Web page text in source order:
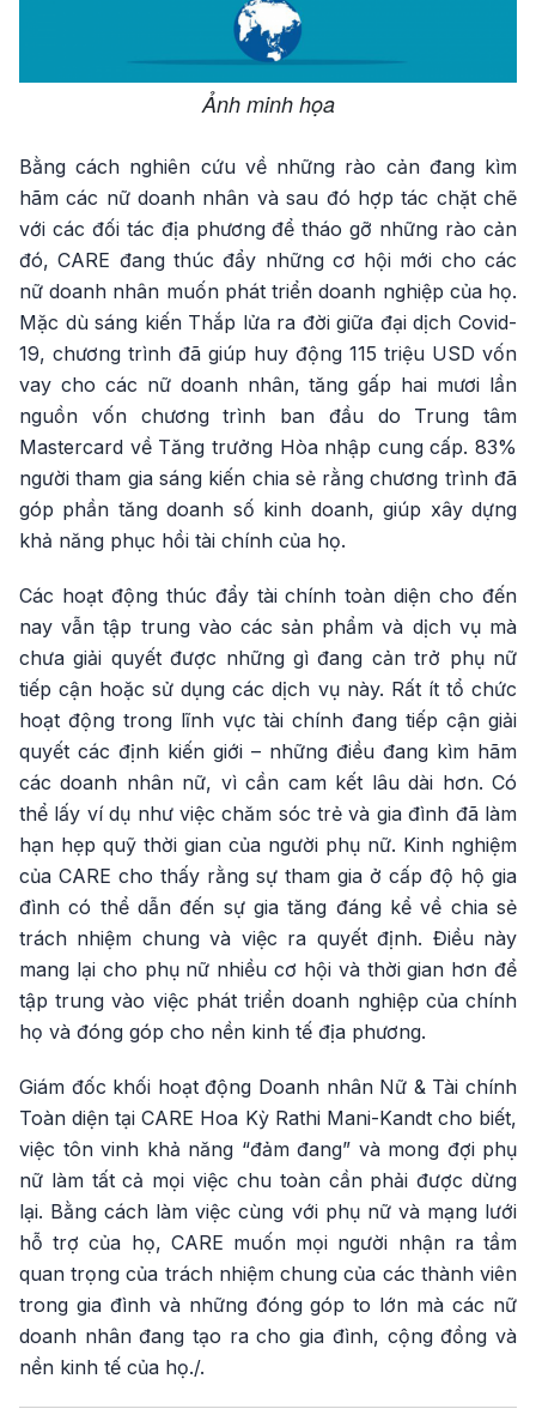
Ảnh minh họa
Bằng cách nghiên cứu về những rào cản đang kìm
hãm các nữ doanh nhân và sau đó hợp tác chặt chẽ
với các đối tác địa phương để tháo gỡ những rào cản
đó, CARE đang thúc đẩy những cơ hội mới cho các
nữ doanh nhân muốn phát triển doanh nghiệp của họ.
Mặc dù sáng kiến Thắp lửa ra đời giữa đại dịch Covid-
19, chương trình đã giúp huy động 115 triệu USD vốn
vay cho các nữ doanh nhân, tăng gấp hai mươi lần
nguồn vốn chương trình ban đầu do Trung tâm
Mastercard về Tăng trưởng Hòa nhập cung cấp. 83%
người tham gia sáng kiến chia sẻ rằng chương trình đã
góp phần tăng doanh số kinh doanh, giúp xây dựng
khả năng phục hồi tài chính của họ.
Các hoạt động thúc đẩy tài chính toàn diện cho đến
nay vẫn tập trung vào các sản phẩm và dịch vụ mà
chưa giải quyết được những gì đang cản trở phụ nữ
tiếp cận hoặc sử dụng các dịch vụ này. Rất ít tổ chức
hoạt động trong lĩnh vực tài chính đang tiếp cận giải
quyết các định kiến giới – những điều đang kìm hãm
các doanh nhân nữ, vì cần cam kết lâu dài hơn. Có
thể lấy ví dụ như việc chăm sóc trẻ và gia đình đã làm
hạn hẹp quỹ thời gian của người phụ nữ. Kinh nghiệm
của CARE cho thấy rằng sự tham gia ở cấp độ hộ gia
đình có thể dẫn đến sự gia tăng đáng kể về chia sẻ
trách nhiệm chung và việc ra quyết định. Điều này
mang lại cho phụ nữ nhiều cơ hội và thời gian hơn để
tập trung vào việc phát triển doanh nghiệp của chính
họ và đóng góp cho nền kinh tế địa phương.
Giám đốc khối hoạt động Doanh nhân Nữ & Tài chính
Toàn diện tại CARE Hoa Kỳ Rathi Mani-Kandt cho biết,
việc tôn vinh khả năng “đảm đang” và mong đợi phụ
nữ làm tất cả mọi việc chu toàn cần phải được dừng
lại. Bằng cách làm việc cùng với phụ nữ và mạng lưới
hỗ trợ của họ, CARE muốn mọi người nhận ra tầm
quan trọng của trách nhiệm chung của các thành viên
trong gia đình và những đóng góp to lớn mà các nữ
doanh nhân đang tạo ra cho gia đình, cộng đồng và
nền kinh tế của họ./.